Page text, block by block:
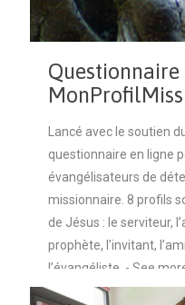
Lancé avec le soutien
questionnaire en ligne
évangélisateurs de
missionnaire. 8 profils
de Jésus : le serviteur,
prophète, l’invitant,
l’évangéliste. - See
http://